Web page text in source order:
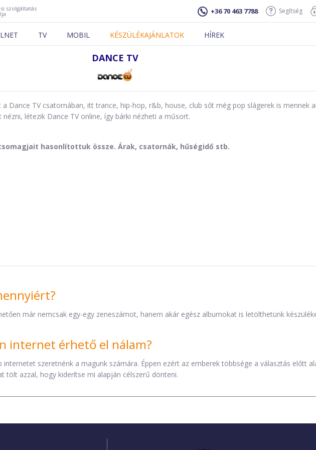
szolgáltatás +36 70 463 7788 Segítség
TV MOBIL KÉSZÜLÉKAJÁNLATOK HÍREK
DANCE TV
Dance TV csatornában, itt trance, hip-hop, r&b, house, club sőt még pop slágerek is mennek
létezik Dance TV online, így bárki nézheti a műsort.
hasonlítottuk össze. Árak, csatornák, hűségidő stb.
már nemcsak egy-egy zeneszámot, hanem akár egész albumokat is letölthetünk
internet érhető el nálam?
szeretnénk a magunk számára. Éppen ezért az emberek többsége a választás előtt
tölt azzal, hogy kiderítse mi alapján célszerű dönteni.